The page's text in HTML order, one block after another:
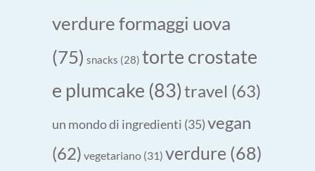
verdure formaggi uova
(75) snacks (28) torte crostate
e plumcake (83)travel (63)
un mondo di ingredienti (35)vegan
(62) vegetariano (31) verdure (68)